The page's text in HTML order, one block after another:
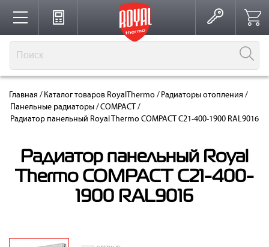
Каталог
Производство
Партнерство
Решения для интерьера
Главная / Каталог товаров RoyalThermo / Радиаторы отопления /
Панельные радиаторы /COMPACT /
Радиатор панельный Royal Thermo COMPACT C21-400-1900 RAL9016
Радиатор панельный Royal
Thermo COMPACT C21-400-
1900 RAL9016